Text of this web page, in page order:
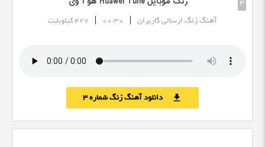
3
آهنگ زنگ ارسالی کاربران |
00:30
| 427 کیلوبایت
download دانلود آهنگ زنگ شماره 3